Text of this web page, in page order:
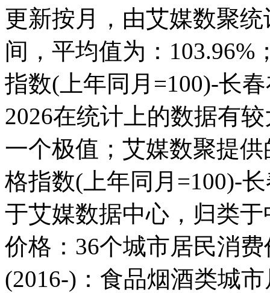
更新按月，由艾媒数聚统
间，平均值为：
指数(上年同月=100)-长
2026在统计上的数据有
一个极值；艾媒数聚提
格指数(上年同月=100)-
于艾媒数据中心，归类
价格：36个城市居民消
(2016-)：食品烟酒类城